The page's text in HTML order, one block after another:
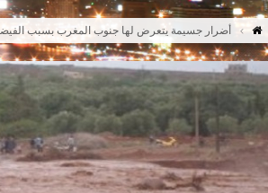
أضرار جسيمة يتعرض لها جنوب المغرب بسبب